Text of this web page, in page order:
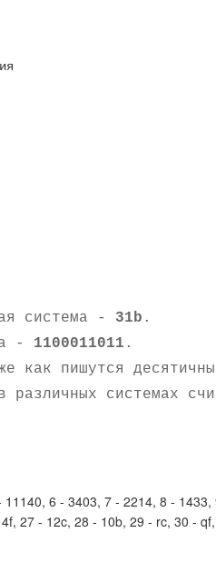
система - 31b .
- 1100011011 .
как пишутся
различных системах
6 - 3403, 7 - 2214, 8 -
27 - 12c, 28 - 10b, 29 - rc, 30 -